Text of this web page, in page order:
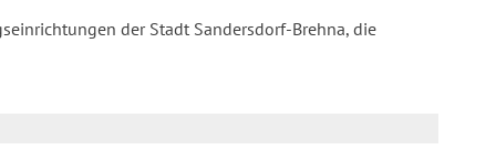
der Stadt Sandersdorf-Brehna, die